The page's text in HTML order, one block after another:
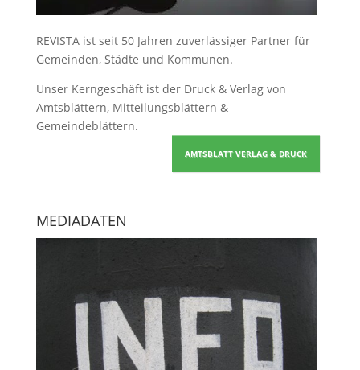
REVISTA ist seit 50 Jahren zuverlässiger Partner für
Gemeinden, Städte und Kommunen.
Unser Kerngeschäft ist der Druck & Verlag von
Amtsblättern, Mitteilungsblättern &
Gemeindeblättern.
AMTSBLATT VERLAG & DRUCK
MEDIADATEN